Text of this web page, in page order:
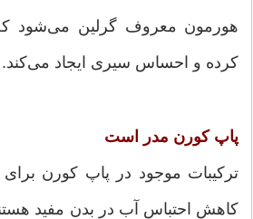
هورمون معروف گرلین می‌شود
کرده و احساس سیری ایجاد می‌کند.
پاپ کورن مدر است
ترکیبات موجود در پاپ کورن
کاهش احتباس آب در بدن مفید